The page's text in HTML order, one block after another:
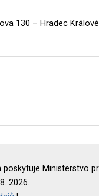
130 – Hradec Králové
Ministerstvo
2026.